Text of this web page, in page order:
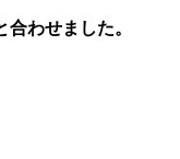
わせました。